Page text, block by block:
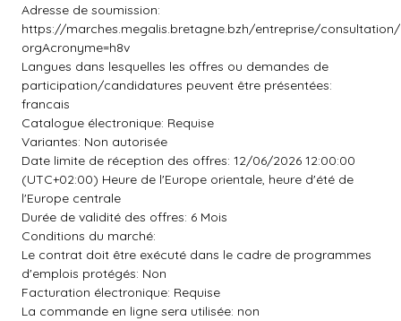
Adresse de soumission:
https://marches.megalis.bretagne.bzh/entreprise/consultation/
orgAcronyme=h8v
Langues dans lesquelles les offres ou demandes de
participation/candidatures peuvent être présentées:
francais
Catalogue électronique: Requise
Variantes: Non autorisée
Date limite de réception des offres: 12/06/2026 12:00:00
(UTC+02:00) Heure de l'Europe orientale, heure d'été de
l'Europe centrale
Durée de validité des offres: 6 Mois
Conditions du marché:
Le contrat doit être exécuté dans le cadre de programmes
d'emplois protégés: Non
Facturation électronique: Requise
La commande en ligne sera utilisée: non